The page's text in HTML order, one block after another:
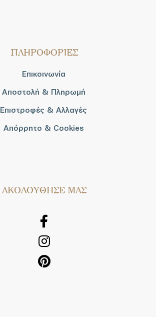
ΠΛΗΡΟΦΟΡΙΕΣ
Επικοινωνία
Αποστολή & Πληρωμή
Επιστροφές & Αλλαγές
Απόρρητο & Cookies
AΚΟΛΟΥΘΗΣΕ ΜΑΣ